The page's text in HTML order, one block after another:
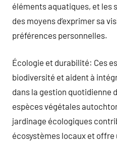
éléments aquatiques, et les
des moyens d’exprimer sa
préférences personnelles.
Écologie et durabilité: Ces
biodiversité et aident à
dans la gestion quotidienne
espèces végétales
jardinage écologiques
écosystèmes locaux et offre